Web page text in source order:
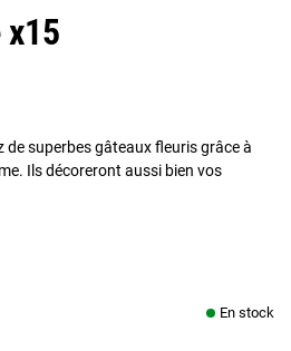
de superbes gâteaux fleuris grâce à
Ils décoreront aussi bien vos
En stock